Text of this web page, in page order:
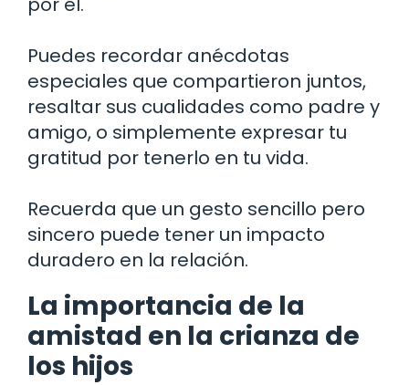
Puedes recordar anécdotas
especiales que compartieron juntos,
resaltar sus cualidades como padre y
amigo, o simplemente expresar tu
gratitud por tenerlo en tu vida.
Recuerda que un gesto sencillo pero
sincero puede tener un impacto
duradero en la relación.
La importancia de la
amistad en la crianza de
los hijos